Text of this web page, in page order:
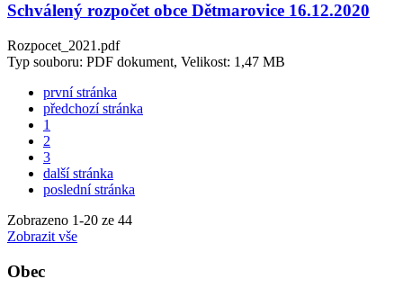
Schválený rozpočet obce Dětmarovice 16.12.2020
Rozpocet_2021.pdf
Typ souboru: PDF dokument, Velikost: 1,47 MB
první stránka
předchozí stránka
1
2
3
další stránka
poslední stránka
Zobrazeno 1-20 ze 44
Zobrazit vše
Obec